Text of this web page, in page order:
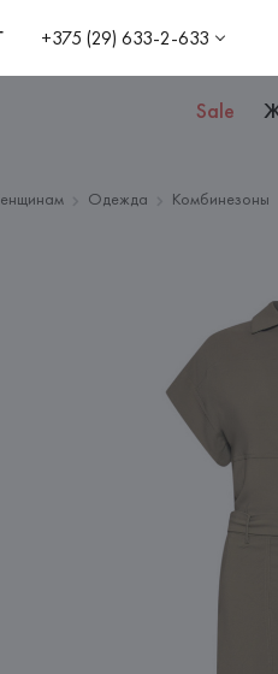
+375 (29) 633-2-633
Sale
Одежда Комбинезоны